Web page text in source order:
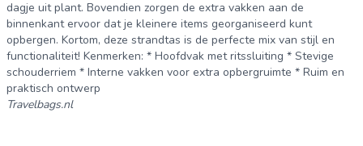
dagje uit plant. Bovendien zorgen de extra vakken aan de
binnenkant ervoor dat je kleinere items georganiseerd kunt
opbergen. Kortom, deze strandtas is de perfecte mix van stijl en
functionaliteit! Kenmerken: * Hoofdvak met ritssluiting * Stevige
schouderriem * Interne vakken voor extra opbergruimte * Ruim en
praktisch ontwerp
Travelbags.nl